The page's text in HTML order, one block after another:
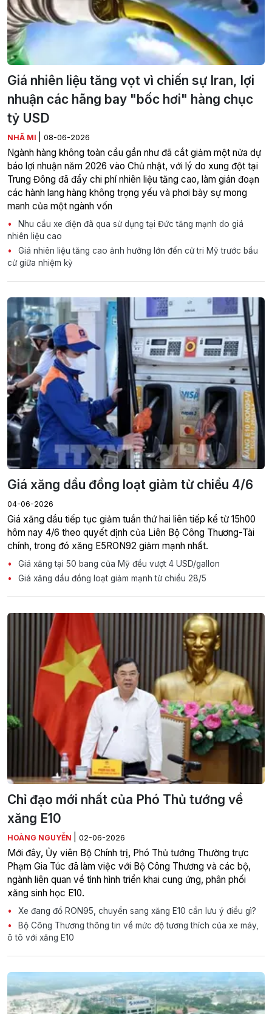
Giá nhiên liệu tăng vọt vì chiến sự Iran, lợi
nhuận các hãng bay "bốc hơi" hàng chục
tỷ USD
NHÃ MI 08-06-2026
Ngành hàng không toàn cầu gần như đã cắt giảm một nửa dự
báo lợi nhuận năm 2026 vào Chủ nhật, với lý do xung đột tại
Trung Đông đã đẩy chi phí nhiên liệu tăng cao, làm gián đoạn
các hành lang hàng không trọng yếu và phơi bày sự mong
manh của một ngành vốn
Nhu cầu xe điện đã qua sử dụng tại Đức tăng mạnh do giá
nhiên liệu cao
Giá nhiên liệu tăng cao ảnh hưởng lớn đến cử tri Mỹ trước bầu
cử giữa nhiệm kỳ
Giá xăng dầu đồng loạt giảm từ chiều 4/6
04-06-2026
Giá xăng dầu tiếp tục giảm tuần thứ hai liên tiếp kể từ 15h00
hôm nay 4/6 theo quyết định của Liên Bộ Công Thương-Tài
chính, trong đó xăng E5RON92 giảm mạnh nhất.
Giá xăng tại 50 bang của Mỹ đều vượt 4 USD/gallon
Giá xăng dầu đồng loạt giảm mạnh từ chiều 28/5
Chỉ đạo mới nhất của Phó Thủ tướng về
xăng E10
HOÀNG NGUYỄN 02-06-2026
Mới đây, Ủy viên Bộ Chính trị, Phó Thủ tướng Thường trực
Phạm Gia Túc đã làm việc với Bộ Công Thương và các bộ,
ngành liên quan về tình hình triển khai cung ứng, phân phối
xăng sinh học E10.
Xe đang đổ RON95, chuyển sang xăng E10 cần lưu ý điều gì?
Bộ Công Thương thông tin về mức độ tương thích của xe máy,
ô tô với xăng E10